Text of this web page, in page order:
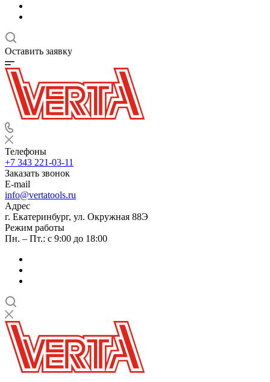
Оставить заявку
Телефоны
+7 343 221-03-11
Заказать звонок
E-mail
info@vertatools.ru
Адрес
г. Екатеринбург, ул. Окружная 88Э
Режим работы
Пн. – Пт.: с 9:00 до 18:00